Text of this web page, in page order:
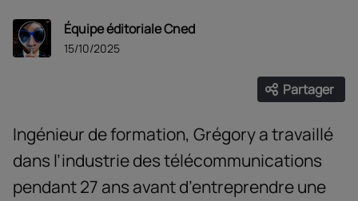
Équipe éditoriale Cned
15/10/2025
Partager
Ouvrir
Ingénieur de formation, Grégory a travaillé
dans l’industrie des télécommunications
pendant 27 ans avant d’entreprendre une